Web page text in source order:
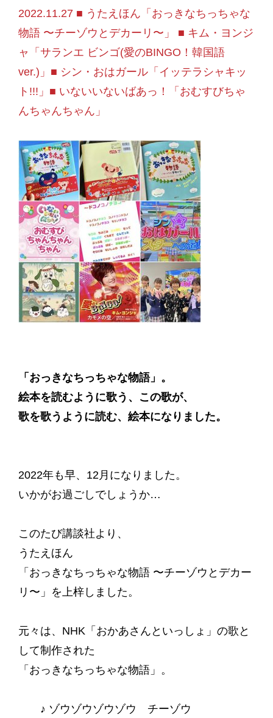
2022.11.27 ■ うたえほん「おっきなちっちゃな
物語 〜チーゾウとデカーリ〜」 ■ キム・ヨンジ
ャ「サランエ ビンゴ(愛のBINGO！韓国語
ver.)」■ シン・おはガール「イッテラシャキッ
ト!!!」■ いないいないばあっ！「おむすびちゃ
んちゃんちゃん」
「おっきなちっちゃな物語」。
絵本を読むように歌う、この歌が、
歌を歌うように読む、絵本になりました。
2022年も早、12月になりました。
いかがお過ごしでしょうか…
このたび講談社より、
うたえほん
「おっきなちっちゃな物語 〜チーゾウとデカー
リ〜」を上梓しました。
元々は、NHK「おかあさんといっしょ」の歌と
して制作された
「おっきなちっちゃな物語」。
♪ ゾウゾウゾウゾウ チーゾウ